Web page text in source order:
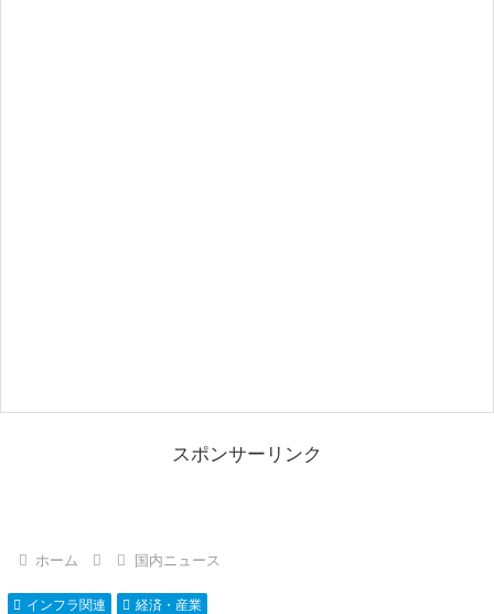
スポンサーリンク
ホーム 国内ニュース
インフラ関連 経済・産業